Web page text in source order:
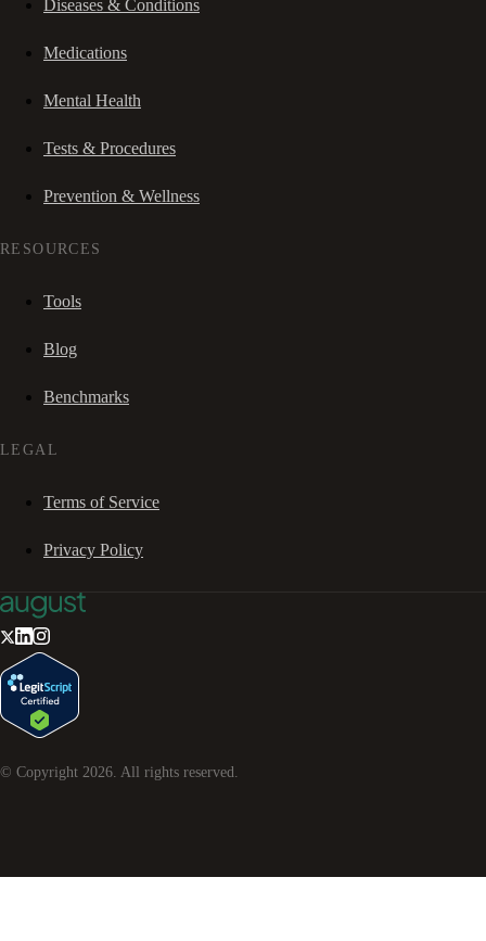
Diseases & Conditions
Medications
Mental Health
Tests & Procedures
Prevention & Wellness
RESOURCES
Tools
Blog
Benchmarks
LEGAL
Terms of Service
Privacy Policy
© Copyright 2026. All rights reserved.